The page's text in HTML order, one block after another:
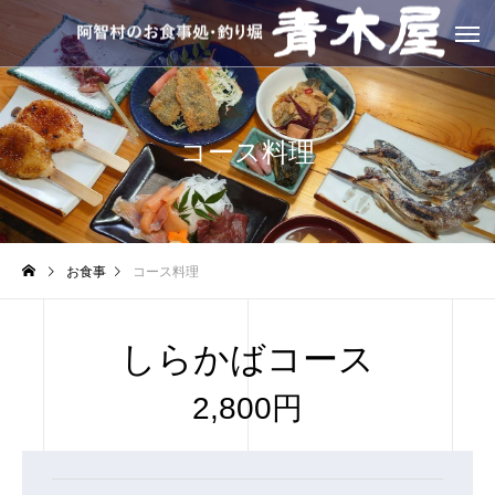
コース料理
お食事 コース料理
しらかばコース
2,800円